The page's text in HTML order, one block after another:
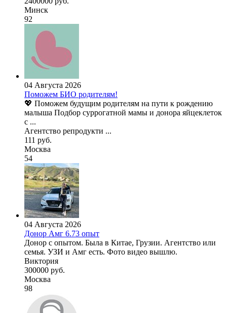
Минск
92
04 Августа 2026
Поможем БИО родителям!
💖 Поможем будущим родителям на пути к рождению
малыша Подбор суррогатной мамы и донора яйцеклеток
с ...
Агентство репродукти ...
111 руб.
Москва
54
04 Августа 2026
Донор Амг 6.73 опыт
Донор с опытом. Была в Китае, Грузии. Агентство или
семья. УЗИ и Амг есть. Фото видео вышлю.
Виктория
300000 руб.
Москва
98